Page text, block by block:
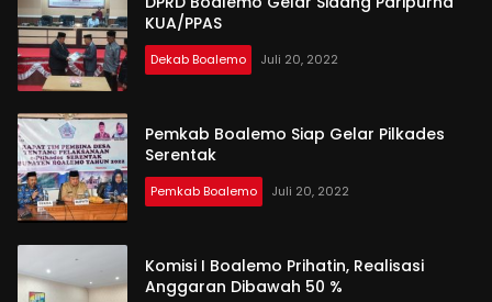
KUA/PPAS
Dekab Boalemo Juli 20, 2022
Pemkab Boalemo Siap Gelar Pilkades
Serentak
Pemkab Boalemo Juli 20, 2022
Komisi I Boalemo Prihatin, Realisasi
Anggaran Dibawah 50 %